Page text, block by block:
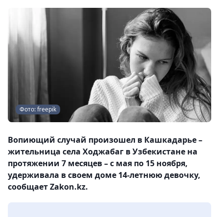
Фото: freepik
Вопиющий случай произошел в Кашкадарье –
жительница села Ходжабаг в Узбекистане на
протяжении 7 месяцев – с мая по 15 ноября,
удерживала в своем доме 14-летнюю девочку,
сообщает Zakon.kz.